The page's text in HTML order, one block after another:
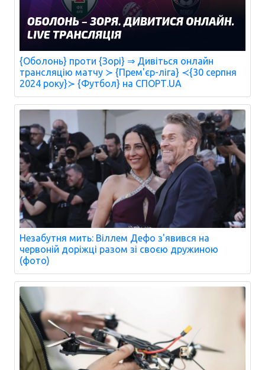
{Оболонь} проти {Зорі} ⇒ Дивіться онлайн
трансляцію матчу ≻ {Прем'єр-ліга} ≺{30 серпня
2024 року}≻ {Футбол} на СПОРТ.UA
Незабутня мить: Віллем Дефо з'явився на
червоній доріжці разом зі своєю дружиною
(фото)